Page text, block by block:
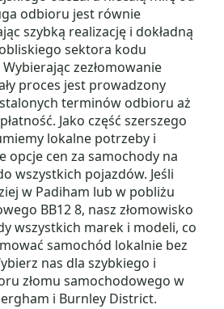
odbioru jest równie
szybką realizację i dokładną
sektora kodu
zezłomowanie
proces jest prowadzony
terminów odbioru aż
Jako część szerszego
lokalne potrzeby i
opcje cen za samochody na
wszystkich pojazdów. Jeśli
w Padiham lub w pobliżu
BB12 8, nasz złomowisko
wszystkich marek i modeli, co
samochód lokalnie bez
nas dla szybkiego i
złomu samochodowego w
i Burnley District.